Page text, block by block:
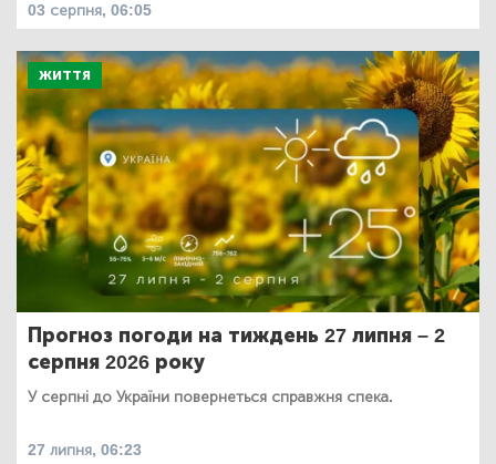
03 серпня, 06:05
ЖИТТЯ
Прогноз погоди на тиждень 27 липня – 2
серпня 2026 року
У серпні до України повернеться справжня спека.
27 липня, 06:23